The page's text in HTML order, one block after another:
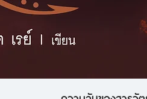
ดูข้อ